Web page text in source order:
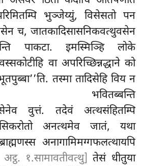
भुञ्जेय्युं, विसेसतो पन
च, जातकादिसासनिकवत्थुवसेन
पाकटा. इमस्मिञ्हि लोके
वा अपरिच्छिन्नद्धाने को
तस्मा तादिसेहि विय न
भवितब्बन्ति
वुत्तं. तदेवं अत्थसंहितम्पि
अनत्थमेव जातं, यथा
अनागामिमग्गफलत्थायपि
१.सामावतीवत्थु] तेसं धीतुया